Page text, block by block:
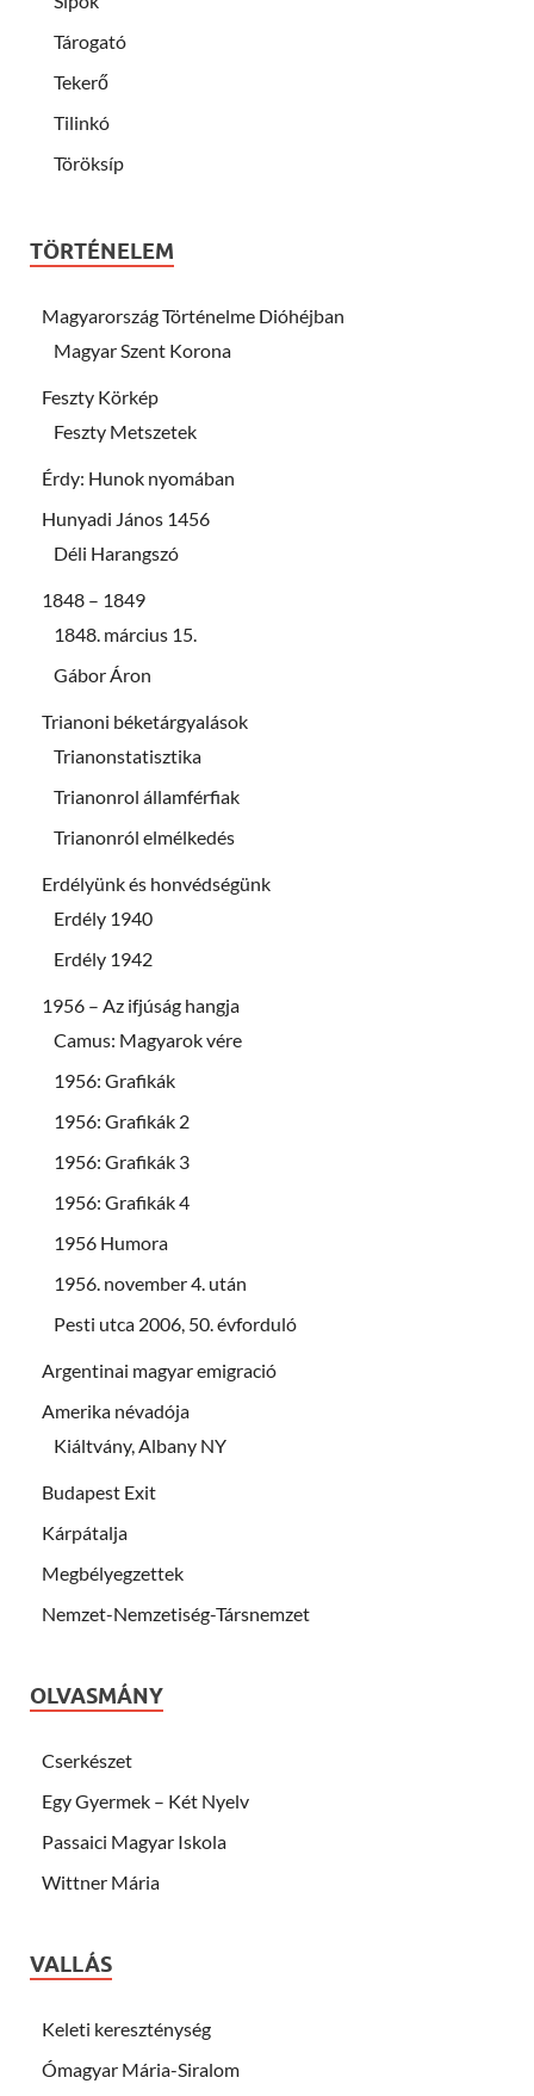
Tárogató
Tekerő
Tilinkó
Töröksíp
TÖRTÉNELEM
Magyarország Történelme Dióhéjban
Magyar Szent Korona
Feszty Körkép
Feszty Metszetek
Érdy: Hunok nyomában
Hunyadi János 1456
Déli Harangszó
1848 – 1849
1848. március 15.
Gábor Áron
Trianoni béketárgyalások
Trianonstatisztika
Trianonrol államférfiak
Trianonról elmélkedés
Erdélyünk és honvédségünk
Erdély 1940
Erdély 1942
1956 – Az ifjúság hangja
Camus: Magyarok vére
1956: Grafikák
1956: Grafikák 2
1956: Grafikák 3
1956: Grafikák 4
1956 Humora
1956. november 4. után
Pesti utca 2006, 50. évforduló
Argentinai magyar emigració
Amerika névadója
Kiáltvány, Albany NY
Budapest Exit
Kárpátalja
Megbélyegzettek
Nemzet-Nemzetiség-Társnemzet
OLVASMÁNY
Cserkészet
Egy Gyermek – Két Nyelv
Passaici Magyar Iskola
Wittner Mária
VALLÁS
Keleti kereszténység
Ómagyar Mária-Siralom